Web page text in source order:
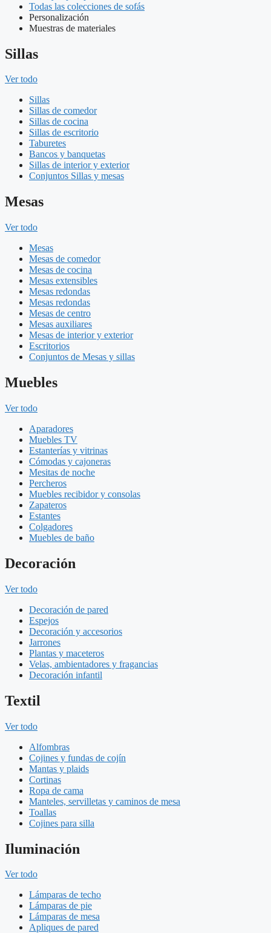
Todas las colecciones de sofás
Personalización
Muestras de materiales
Sillas
Ver todo
Sillas
Sillas de comedor
Sillas de cocina
Sillas de escritorio
Taburetes
Bancos y banquetas
Sillas de interior y exterior
Conjuntos Sillas y mesas
Mesas
Ver todo
Mesas
Mesas de comedor
Mesas de cocina
Mesas extensibles
Mesas redondas
Mesas redondas
Mesas de centro
Mesas auxiliares
Mesas de interior y exterior
Escritorios
Conjuntos de Mesas y sillas
Muebles
Ver todo
Aparadores
Muebles TV
Estanterías y vitrinas
Cómodas y cajoneras
Mesitas de noche
Percheros
Muebles recibidor y consolas
Zapateros
Estantes
Colgadores
Muebles de baño
Decoración
Ver todo
Decoración de pared
Espejos
Decoración y accesorios
Jarrones
Plantas y maceteros
Velas, ambientadores y fragancias
Decoración infantil
Textil
Ver todo
Alfombras
Cojines y fundas de cojín
Mantas y plaids
Cortinas
Ropa de cama
Manteles, servilletas y caminos de mesa
Toallas
Cojines para silla
Iluminación
Ver todo
Lámparas de techo
Lámparas de pie
Lámparas de mesa
Apliques de pared